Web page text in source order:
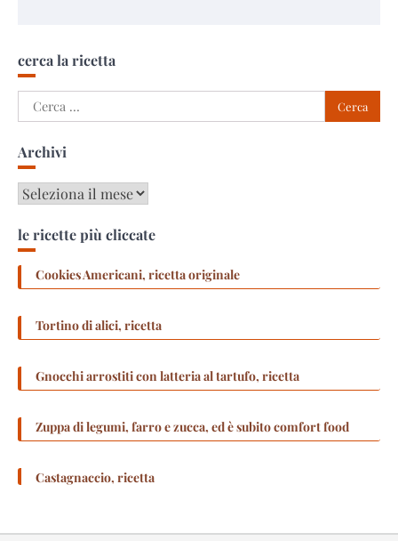
cerca la ricetta
Ricerca
per:
Archivi
Archivi
le ricette più cliccate
Cookies Americani, ricetta originale
Tortino di alici, ricetta
Gnocchi arrostiti con latteria al tartufo, ricetta
Zuppa di legumi, farro e zucca, ed è subito comfort food
Castagnaccio, ricetta